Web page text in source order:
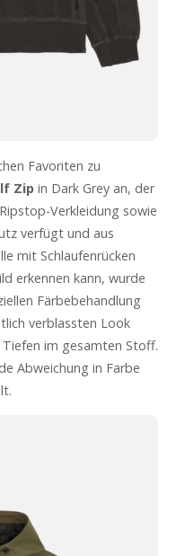
Favoriten zu
Zip in Dark Grey an, der
Verkleidung sowie
verfügt und aus
mit Schlaufenrücken
erkennen kann, wurde
Färbebehandlung
verblassten Look
im gesamten Stoff.
Abweichung in Farbe